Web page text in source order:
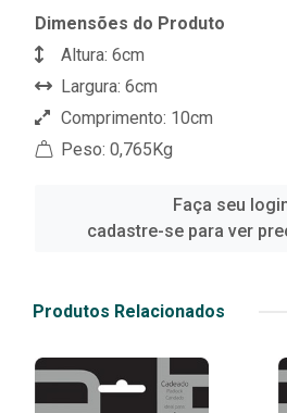
Dimensões do Produto
Altura: 6cm
Largura: 6cm
Comprimento: 10cm
Peso: 0,765Kg
Faça seu
cadastre-se para ver
Produtos Relacionados